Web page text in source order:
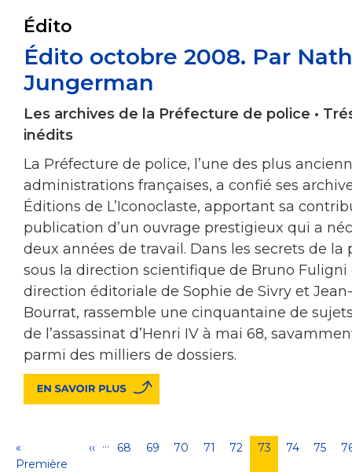
Édito
Édito octobre 2008. Par
Jungerman
Les archives de la Préfecture de police •
inédits
La Préfecture de police, l’une des plus
administrations françaises, a confié ses
Éditions de L’Iconoclaste, apportant sa
publication d’un ouvrage prestigieux qui a
deux années de travail. Dans les secrets de la
sous la direction scientifique de Bruno Fuligni
direction éditoriale de Sophie de Sivry et
Bourrat, rassemble une cinquantaine de
de l’assassinat d’Henri IV à mai 68,
parmi des milliers de dossiers.
Pagination
Première
page
«
Première
Page
‹‹ … Page
68 Page
69 Page
70 Page
71 Page
72
Page
73 Page
74 Page
75